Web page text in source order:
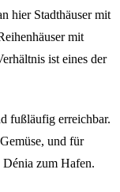
hier Stadthäuser mit
mit
ist eines der
fußläufig erreichbar.
und für
Dénia zum Hafen.